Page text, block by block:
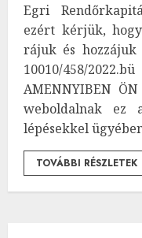
Egri
ezért kérjük,
rájuk és
10010/458/
AMENNYIBEN
weboldalnak ez
lépésekkel
TOVÁBBI RÉSZLETEK